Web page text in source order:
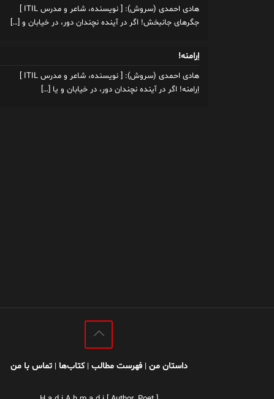
هادی احمدی (سروش): [ نویسنده، شاعر و مدرس ITIL ]
جگرهای جانبخش! اگر در آینده نچندان دور، در خیابان و […]
اِرامنه!
هادی احمدی (سروش): [ نویسنده، شاعر و مدرس ITIL ]
اِرامنه! اگر در آینده نچندان دور، در خیابان و یا […]
داستان من |فهرست مطالب |کتاب‌ها |تماس با من